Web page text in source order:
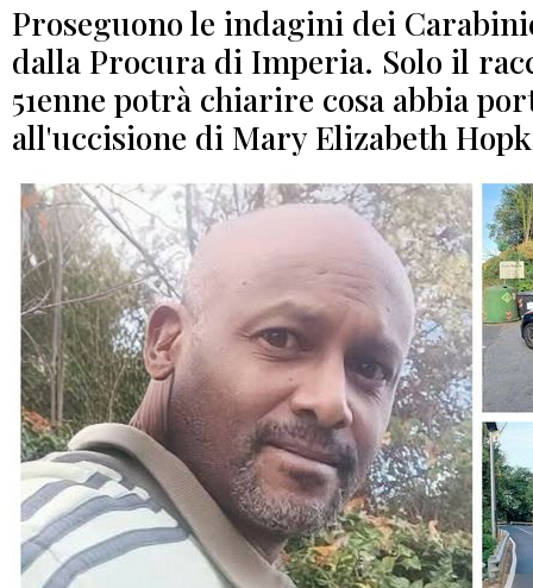
Proseguono le indagini dei
dalla Procura di Imperia. Solo il
51enne potrà chiarire cosa abbia
all'uccisione di Mary Elizabeth